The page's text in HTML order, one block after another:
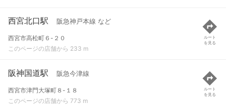
西宮北口駅 阪急神戸本線 など
西宮市高松町６-２０
このページの店舗から 233 m
ルート
を見る
阪神国道駅 阪急今津線
西宮市津門大塚町８-１８
このページの店舗から 773 m
ルート
を見る